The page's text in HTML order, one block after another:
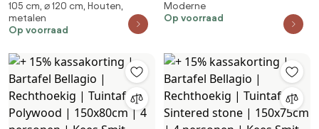
Zavelli | Rond | Tuintafel
Teakhout | Ø120cm | 4 personen
| Kees Smit Tuinmeubelen
105 cm, ⌀ 120 cm, Houten,
metalen
Op voorraad
Bellagio | Vierkant | Tuintafel
Sintered stone | 75x75cm | 2
Moderne
Op voorraad